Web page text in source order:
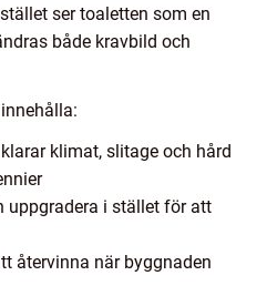
ser toaletten som en
både kravbild och
klimat, slitage och hård
uppgradera i stället för att
återvinna när byggnaden